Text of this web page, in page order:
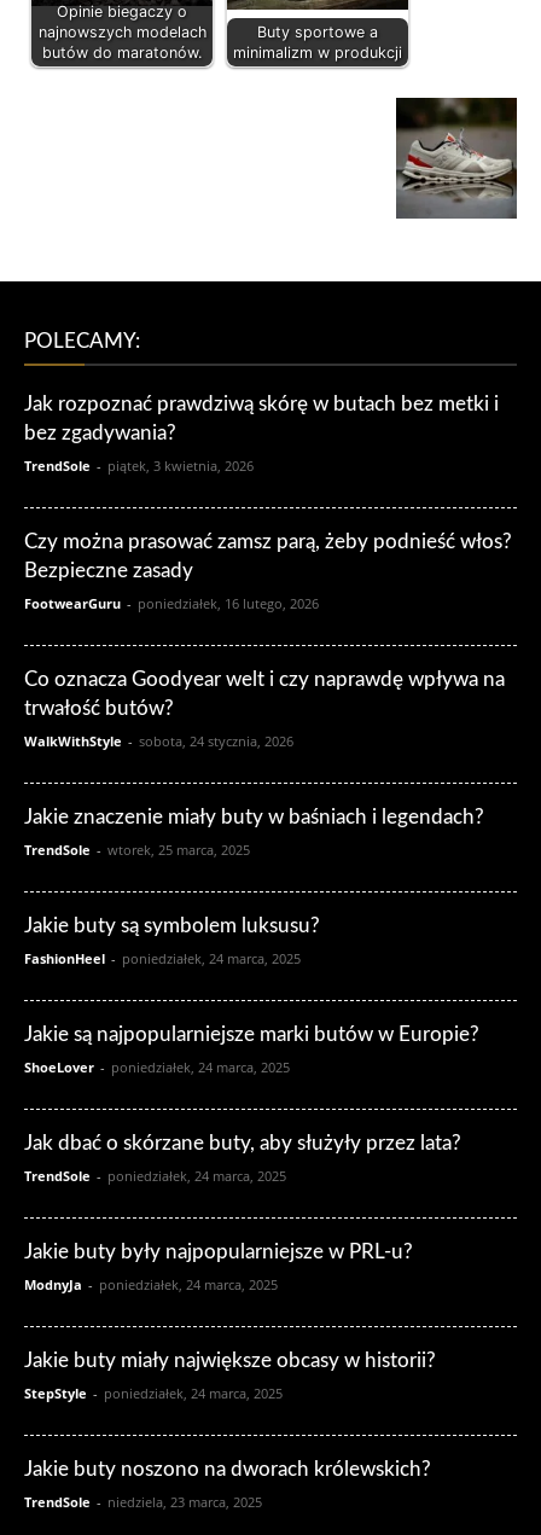
Opinie biegaczy o
najnowszych modelach
butów do maratonów.
Buty sportowe a
minimalizm w produkcji
POLECAMY:
Jak rozpoznać prawdziwą skórę w butach bez metki i
bez zgadywania?
TrendSole - piątek, 3 kwietnia, 2026
Czy można prasować zamsz parą, żeby podnieść włos?
Bezpieczne zasady
FootwearGuru - poniedziałek, 16 lutego, 2026
Co oznacza Goodyear welt i czy naprawdę wpływa na
trwałość butów?
WalkWithStyle - sobota, 24 stycznia, 2026
Jakie znaczenie miały buty w baśniach i legendach?
TrendSole - wtorek, 25 marca, 2025
Jakie buty są symbolem luksusu?
FashionHeel - poniedziałek, 24 marca, 2025
Jakie są najpopularniejsze marki butów w Europie?
ShoeLover - poniedziałek, 24 marca, 2025
Jak dbać o skórzane buty, aby służyły przez lata?
TrendSole - poniedziałek, 24 marca, 2025
Jakie buty były najpopularniejsze w PRL-u?
ModnyJa - poniedziałek, 24 marca, 2025
Jakie buty miały największe obcasy w historii?
StepStyle - poniedziałek, 24 marca, 2025
Jakie buty noszono na dworach królewskich?
TrendSole - niedziela, 23 marca, 2025